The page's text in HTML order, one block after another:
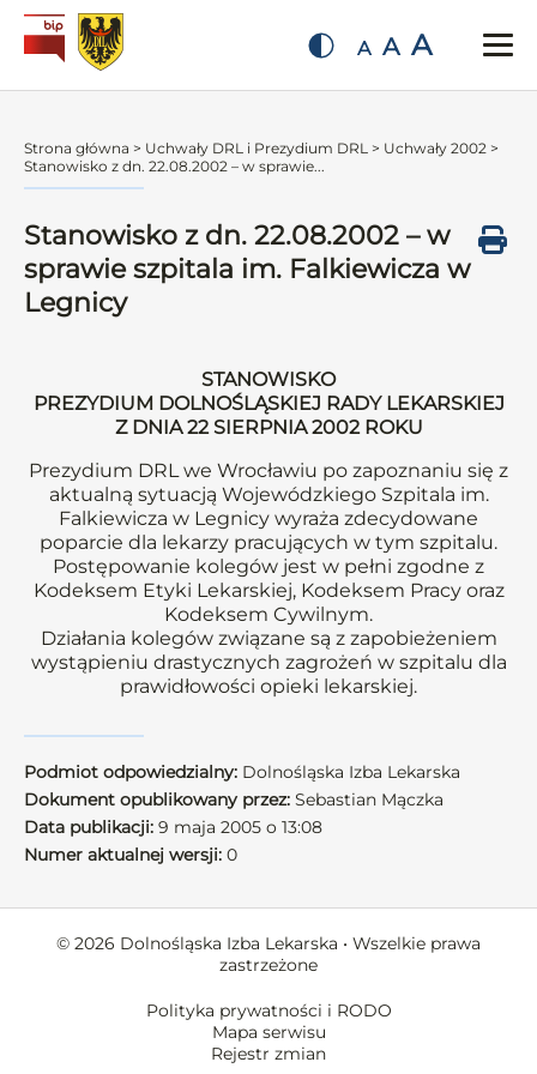
A A A
Strona główna > Uchwały DRL i Prezydium DRL > Uchwały 2002 >
Stanowisko z dn. 22.08.2002 – w sprawie...
Stanowisko z dn. 22.08.2002 – w
sprawie szpitala im. Falkiewicza w
Legnicy
STANOWISKO
PREZYDIUM DOLNOŚLĄSKIEJ RADY LEKARSKIEJ
Z DNIA 22 SIERPNIA 2002 ROKU
Prezydium DRL we Wrocławiu po zapoznaniu się z
aktualną sytuacją Wojewódzkiego Szpitala im.
Falkiewicza w Legnicy wyraża zdecydowane
poparcie dla lekarzy pracujących w tym szpitalu.
Postępowanie kolegów jest w pełni zgodne z
Kodeksem Etyki Lekarskiej, Kodeksem Pracy oraz
Kodeksem Cywilnym.
Działania kolegów związane są z zapobieżeniem
wystąpieniu drastycznych zagrożeń w szpitalu dla
prawidłowości opieki lekarskiej.
Podmiot odpowiedzialny: Dolnośląska Izba Lekarska
Dokument opublikowany przez: Sebastian Mączka
Data publikacji: 9 maja 2005 o 13:08
Numer aktualnej wersji: 0
© 2026 Dolnośląska Izba Lekarska • Wszelkie prawa
zastrzeżone
Polityka prywatności i RODO
Mapa serwisu
Rejestr zmian